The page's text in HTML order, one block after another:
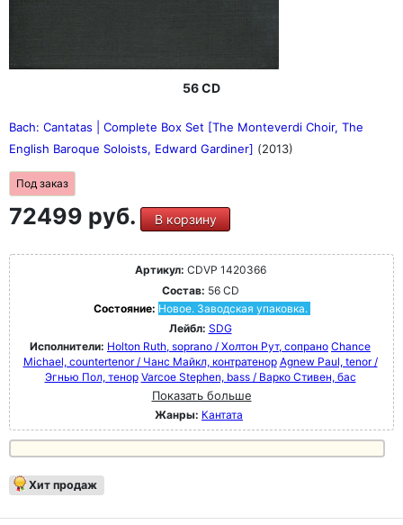
56 CD
Bach: Cantatas | Complete Box Set [The Monteverdi Choir, The
English Baroque Soloists, Edward Gardiner] (2013)
Под заказ
72499 руб. В корзину
Артикул: CDVP 1420366
Состав: 56 CD
Состояние: Новое. Заводская упаковка.
Лейбл: SDG
Исполнители: Holton Ruth, soprano / Холтон Рут, сопрано Chance
Michael, countertenor / Чанс Майкл, контратенор Agnew Paul, tenor /
Эгнью Пол, тенор Varcoe Stephen, bass / Варко Стивен, бас
Показать больше
Жанры: Кантата
Хит продаж